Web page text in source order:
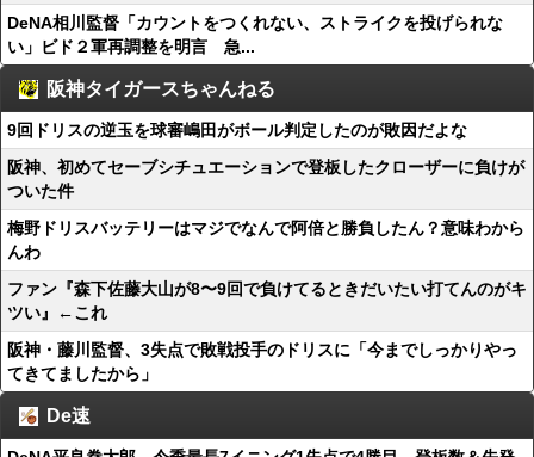
DeNA相川監督「カウントをつくれない、ストライクを投げられな
い」ビド２軍再調整を明言 急...
阪神タイガースちゃんねる
9回ドリスの逆玉を球審嶋田がボール判定したのが敗因だよな
阪神、初めてセーブシチュエーションで登板したクローザーに負けが
ついた件
梅野ドリスバッテリーはマジでなんで阿倍と勝負したん？意味わから
んわ
ファン『森下佐藤大山が8〜9回で負けてるときだいたい打てんのがキ
ツい』←これ
阪神・藤川監督、3失点で敗戦投手のドリスに「今までしっかりやっ
てきてましたから」
De速